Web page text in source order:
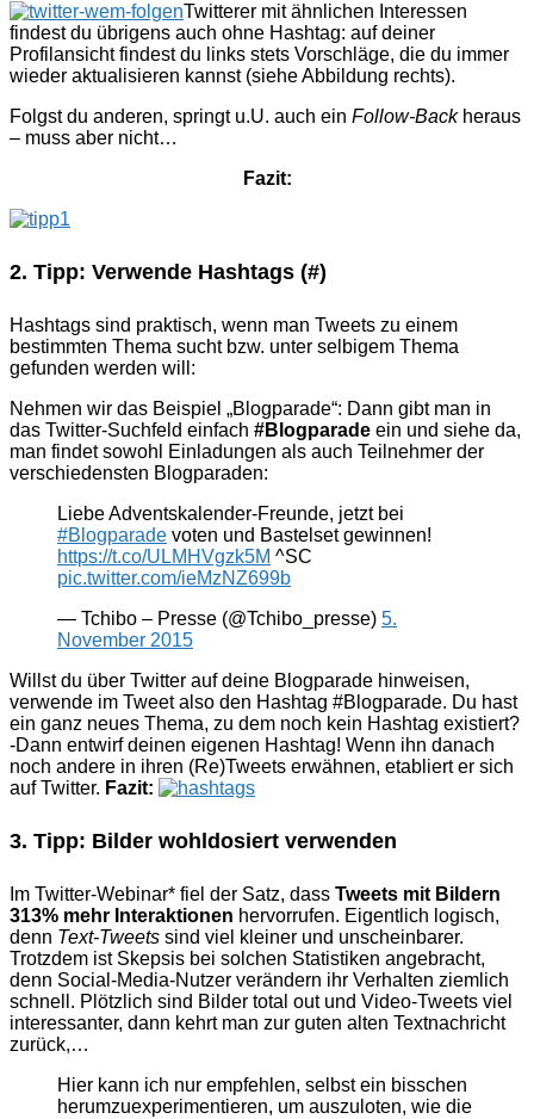
Twitterer mit ähnlichen Interessen
findest du übrigens auch ohne Hashtag: auf deiner
Profilansicht findest du links stets Vorschläge, die du immer
wieder aktualisieren kannst (siehe Abbildung rechts).
Folgst du anderen, springt u.U. auch ein Follow-Backheraus
– muss aber nicht…
Fazit:
2. Tipp: Verwende Hashtags (#)
Hashtags sind praktisch, wenn man Tweets zu einem
bestimmten Thema sucht bzw. unter selbigem Thema
gefunden werden will:
Nehmen wir das Beispiel „Blogparade“: Dann gibt man in
das Twitter-Suchfeld einfach #Blogparade ein und siehe da,
man findet sowohl Einladungen als auch Teilnehmer der
verschiedensten Blogparaden:
Liebe Adventskalender-Freunde, jetzt bei
#Blogparade voten und Bastelset gewinnen!
https://t.co/ULMHVgzk5M ^SC
pic.twitter.com/ieMzNZ699b
— Tchibo – Presse (@Tchibo_presse) 5.
November 2015
Willst du über Twitter auf deine Blogparade hinweisen,
verwende im Tweet also den Hashtag #Blogparade. Du hast
ein ganz neues Thema, zu dem noch kein Hashtag existiert?
-Dann entwirf deinen eigenen Hashtag! Wenn ihn danach
noch andere in ihren (Re)Tweets erwähnen, etabliert er sich
auf Twitter. Fazit:
3. Tipp: Bilder wohldosiert verwenden
Im Twitter-Webinar* fiel der Satz, dass Tweets mit Bildern
313% mehr Interaktionen hervorrufen. Eigentlich logisch,
denn Text-Tweets sind viel kleiner und unscheinbarer.
Trotzdem ist Skepsis bei solchen Statistiken angebracht,
denn Social-Media-Nutzer verändern ihr Verhalten ziemlich
schnell. Plötzlich sind Bilder total out und Video-Tweets viel
interessanter, dann kehrt man zur guten alten Textnachricht
zurück,…
Hier kann ich nur empfehlen, selbst ein bisschen
herumzuexperimentieren, um auszuloten, wie die